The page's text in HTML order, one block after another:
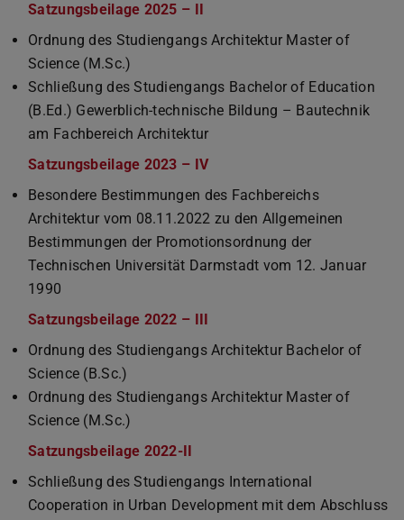
Satzungsbeilage 2025 – II
Ordnung des Studiengangs Architektur Master of
Science (M.Sc.)
Schließung des Studiengangs Bachelor of Education
(B.Ed.) Gewerblich-technische Bildung – Bautechnik
am Fachbereich Architektur
Satzungsbeilage 2023 – IV(PDF-Datei)
(wird in neuem Tab
Besondere Bestimmungen des Fachbereichs
Architektur vom 08.11.2022 zu den Allgemeinen
Bestimmungen der Promotionsordnung der
Technischen Universität Darmstadt vom 12. Januar
1990
Satzungsbeilage 2022 – III
Ordnung des Studiengangs Architektur Bachelor of
Science (B.Sc.)
Ordnung des Studiengangs Architektur Master of
Science (M.Sc.)
Satzungsbeilage 2022-II
Schließung des Studiengangs International
Cooperation in Urban Development mit dem Abschluss